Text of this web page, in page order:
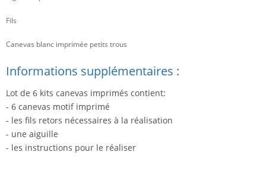
Fils
Canevas blanc imprimée petits trous
Informations supplémentaires :
Lot de 6 kits canevas imprimés contient:
- 6 canevas motif imprimé
- les fils retors nécessaires à la réalisation
- une aiguille
- les instructions pour le réaliser